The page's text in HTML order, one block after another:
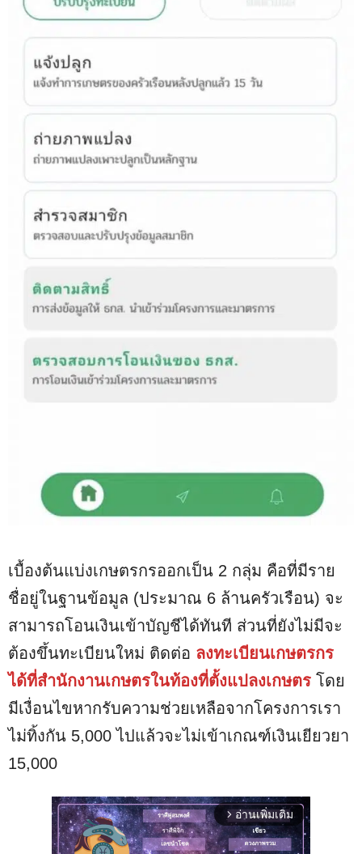
เบื้องต้นแบ่งเกษตรกรออกเป็น 2 กลุ่ม คือที่มีราย
ชื่อยู่ในฐานข้อมูล (ประมาณ 6 ล้านครัวเรือน) จะ
สามารถโอนเงินเข้าบัญชีได้ทันที ส่วนที่ยังไม่มีจะ
ต้องขึ้นทะเบียนใหม่ ติดต่อ ลงทะเบียนเกษตรกร
ได้ที่สำนักงานเกษตรในท้องที่ตั้งแปลงเกษตร โดย
มีเงื่อนไขหากรับความช่วยเหลือจากโครงการเรา
ไม่ทิ้งกัน 5,000 ไปแล้วจะไม่เข้าเกณฑ์เงินเยียวยา
15,000
arrow_forward_ios อ่านเพิ่มเติม